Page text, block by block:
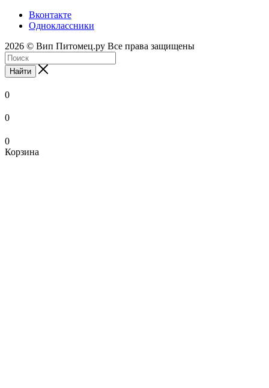
Вконтакте
Одноклассники
2026 © Вип Питомец.ру Все права защищены
Найти
0
0
0
Корзина